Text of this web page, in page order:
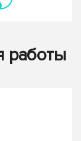
работы